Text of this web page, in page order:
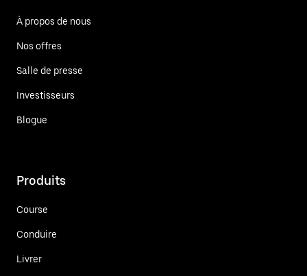
À propos de nous
Nos offres
Salle de presse
Investisseurs
Blogue
Produits
Course
Conduire
Livrer